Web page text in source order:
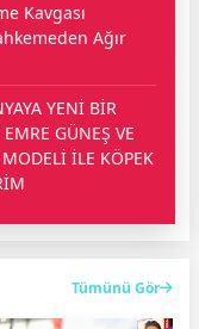
Kavgası
Ağır
YENİ BİR
GÜNEŞ VE
İLE KÖPEK
Tümünü Gör